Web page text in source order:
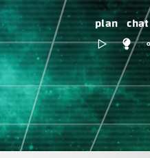
plan chat